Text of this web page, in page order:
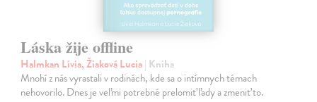
Láska žije offline
Halmkan Lívia, Žiaková Lucia| Kniha
Mnohí z nás vyrastali v rodinách, kde sa o intímnych témach
nehovorilo. Dnes je veľmi potrebné prelomiť ľady a zmeniť to.